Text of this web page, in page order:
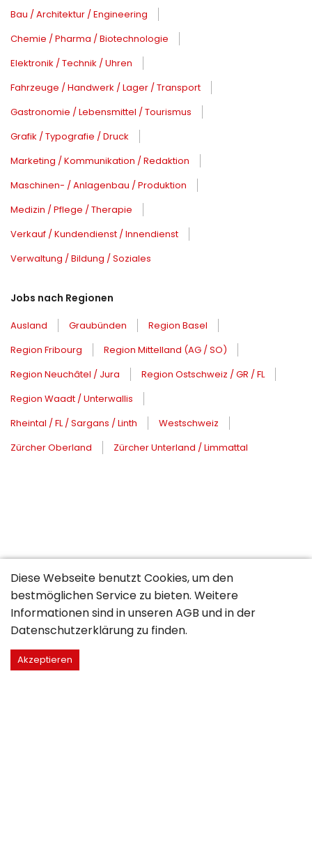
Bau / Architektur / Engineering
Chemie / Pharma / Biotechnologie
Elektronik / Technik / Uhren
Fahrzeuge / Handwerk / Lager / Transport
Gastronomie / Lebensmittel / Tourismus
Grafik / Typografie / Druck
Marketing / Kommunikation / Redaktion
Maschinen- / Anlagenbau / Produktion
Medizin / Pflege / Therapie
Verkauf / Kundendienst / Innendienst
Verwaltung / Bildung / Soziales
Jobs nach Regionen
Ausland Graubünden
Region Basel
Region Fribourg
Region Mittelland (AG / SO)
Region Neuchâtel / Jura
Region Ostschweiz / GR / FL
Region Waadt / Unterwallis
Rheintal / FL / Sargans / Linth
Westschweiz
Zürcher Oberland
Zürcher Unterland / Limmattal
Diese Webseite benutzt Cookies, um den
bestmöglichen Service zu bieten. Weitere
Informationen sind in unserenAGB und in der
Datenschutzerklärung zu finden.
Akzeptieren